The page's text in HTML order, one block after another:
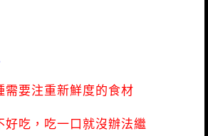
需要注重新鮮度的食材
好吃，吃一口就沒辦法繼